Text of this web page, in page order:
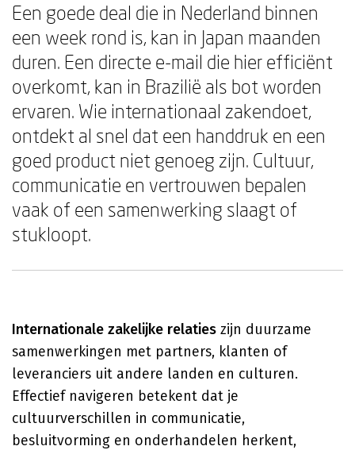
Een goede deal die in Nederland binnen
een week rond is, kan in Japan maanden
duren. Een directe e-mail die hier efficiënt
overkomt, kan in Brazilië als bot worden
ervaren. Wie internationaal zakendoet,
ontdekt al snel dat een handdruk en een
goed product niet genoeg zijn. Cultuur,
communicatie en vertrouwen bepalen
vaak of een samenwerking slaagt of
stukloopt.
Internationale zakelijke relaties zijn duurzame
samenwerkingen met partners, klanten of
leveranciers uit andere landen en culturen.
Effectief navigeren betekent dat je
cultuurverschillen in communicatie,
besluitvorming en onderhandelen herkent,